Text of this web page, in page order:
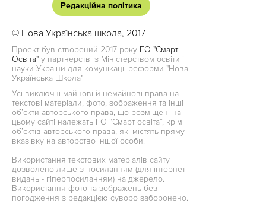
Редакційна політика
© Нова Українська школа, 2017
Проект був створений 2017 року ГО "Смарт
Освіта" у партнерстві з Міністерством освіти і
науки України для комунікації реформи "Нова
Українська Школа"
Усі виключні майнові й немайнові права на
текстові матеріали, фото, зображення та інші
об’єкти авторського права, що розміщені на
цьому сайті належать ГО “Смарт освіта”, крім
об’єктів авторського права, які містять пряму
вказівку на авторство іншої особи.
Використання текстових матеріалів сайту
дозволено лише з посиланням (для інтернет-
видань - гіперпосиланням) на джерело.
Використання фото та зображень без
погодження з редакцією суворо заборонено.